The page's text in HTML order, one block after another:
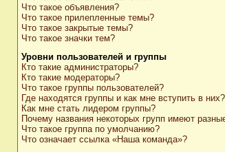
Что такое объявления?
Что такое прилепленные темы?
Что такое закрытые темы?
Что такое значки тем?
Уровни пользователей и группы
Кто такие администраторы?
Кто такие модераторы?
Что такое группы пользователей?
Где находятся группы и как мне вступить в них?
Как мне стать лидером группы?
Почему названия некоторых групп имеют
Что такое группа по умолчанию?
Что означает ссылка «Наша команда»?